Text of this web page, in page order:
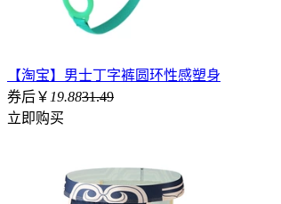
【淘宝】男士丁字裤圆环性感塑身
券后￥ 19.8831.49
立即购买